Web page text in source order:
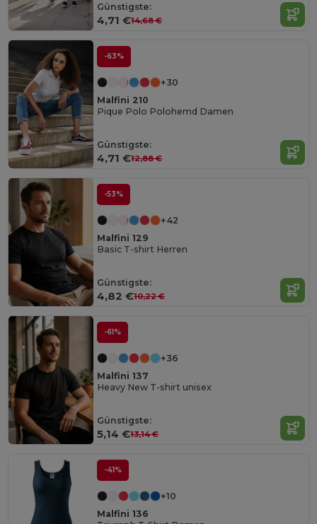
Günstigste:
4,71 €14,68 €
-63%
+30
Malfini 210
Pique Polo Polohemd Damen
Günstigste:
4,71 €12,88 €
-53%
+42
Malfini 129
Basic T-shirt Herren
Günstigste:
4,82 €10,22 €
-61%
+36
Malfini 137
Heavy New T-shirt unisex
Günstigste:
5,14 €13,14 €
-41%
+10
Malfini 136